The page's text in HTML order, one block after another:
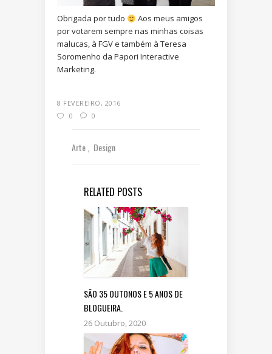
Obrigada por tudo
Aos meus amigos
por votarem sempre nas minhas coisas
malucas, à FGV e também à Teresa
Soromenho da Papori Interactive
Marketing.
8 FEVEREIRO, 2016
0
0
Arte Design
RELATED POSTS
SÃO 35 OUTONOS E 5 ANOS DE
BLOGUEIRA.
26 Outubro, 2020